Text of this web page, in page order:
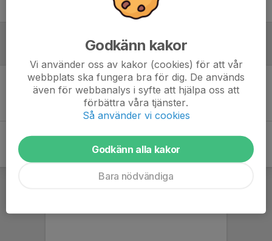
Inget referat skrivet
Godkänn kakor
Vi använder oss av kakor (cookies) för att vår
webbplats ska fungera bra för dig. De används
även för webbanalys i syfte att hjälpa oss att
förbättra våra tjänster.
Så använder vi cookies
Godkänn alla kakor
Bara nödvändiga